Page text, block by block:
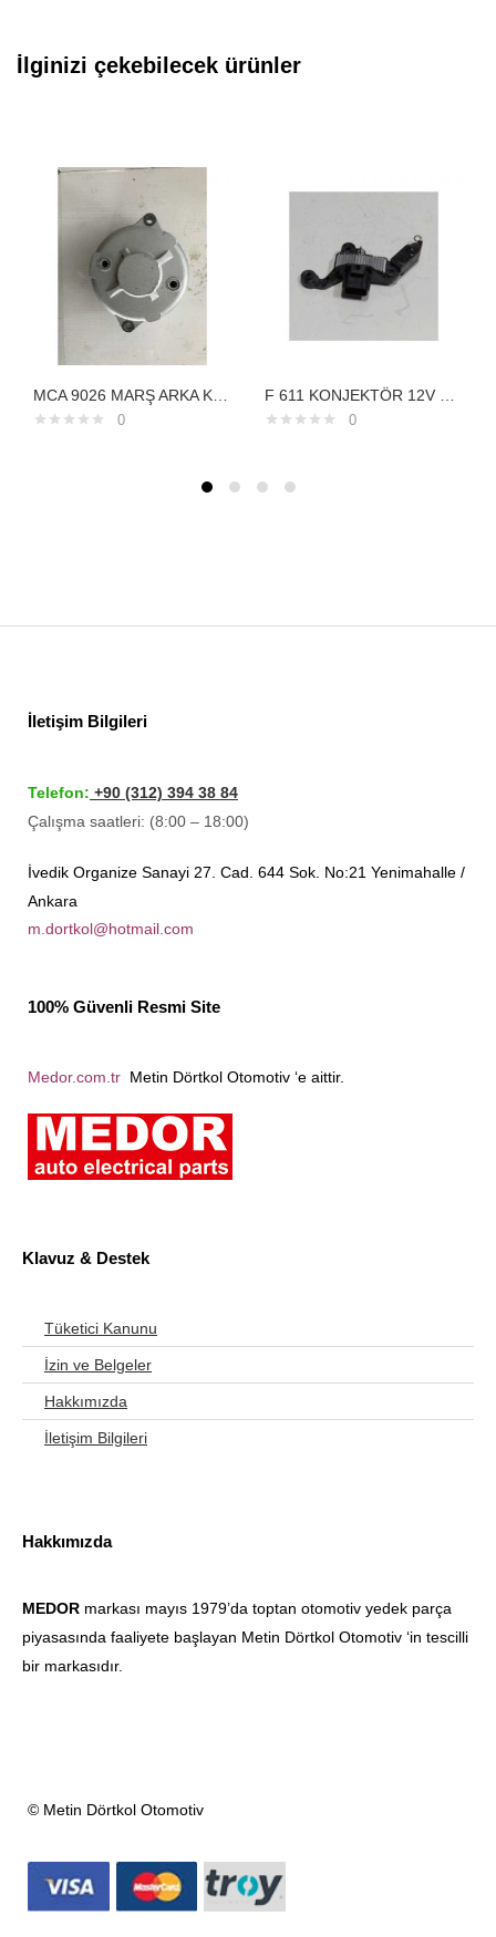
İlginizi çekebilecek ürünler
0 0
İletişim Bilgileri
Telefon: +90 (312) 394 38 84
Çalışma saatleri: (8:00 – 18:00)
İvedik Organize Sanayi 27. Cad. 644 Sok. No:21 Yenimahalle /
Ankara
m.dortkol@hotmail.com
100% Güvenli Resmi Site
Medor.com.tr Metin Dörtkol Otomotiv ‘e aittir.
Klavuz & Destek
Tüketici Kanunu
İzin ve Belgeler
Hakkımızda
İletişim Bilgileri
Hakkımızda
MEDOR markası mayıs 1979’da toptan otomotiv yedek parça
piyasasında faaliyete başlayan Metin Dörtkol Otomotiv ‘in tescilli
bir markasıdır.
© Metin Dörtkol Otomotiv